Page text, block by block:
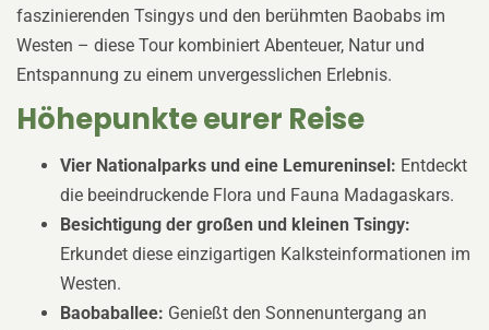
faszinierenden Tsingys und den berühmten Baobabs im
Westen – diese Tour kombiniert Abenteuer, Natur und
Entspannung zu einem unvergesslichen Erlebnis.
Höhepunkte eurer Reise
Vier Nationalparks und eine Lemureninsel: Entdeckt
die beeindruckende Flora und Fauna Madagaskars.
Besichtigung der großen und kleinen Tsingy:
Erkundet diese einzigartigen Kalksteinformationen im
Westen.
Baobaballee: Genießt den Sonnenuntergang an